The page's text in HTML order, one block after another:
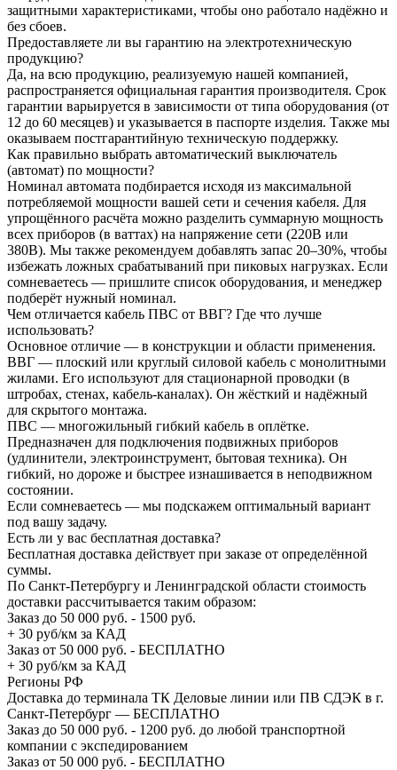
защитными характеристиками, чтобы оно работало надёжно и
без сбоев.
Предоставляете ли вы гарантию на электротехническую
продукцию?
Да, на всю продукцию, реализуемую нашей компанией,
распространяется официальная гарантия производителя. Срок
гарантии варьируется в зависимости от типа оборудования (от
12 до 60 месяцев) и указывается в паспорте изделия. Также мы
оказываем постгарантийную техническую поддержку.
Как правильно выбрать автоматический выключатель
(автомат) по мощности?
Номинал автомата подбирается исходя из максимальной
потребляемой мощности вашей сети и сечения кабеля. Для
упрощённого расчёта можно разделить суммарную мощность
всех приборов (в ваттах) на напряжение сети (220В или
380В). Мы также рекомендуем добавлять запас 20–30%, чтобы
избежать ложных срабатываний при пиковых нагрузках. Если
сомневаетесь — пришлите список оборудования, и менеджер
подберёт нужный номинал.
Чем отличается кабель ПВС от ВВГ? Где что лучше
использовать?
Основное отличие — в конструкции и области применения.
ВВГ — плоский или круглый силовой кабель с монолитными
жилами. Его используют для стационарной проводки (в
штробах, стенах, кабель-каналах). Он жёсткий и надёжный
для скрытого монтажа.
ПВС — многожильный гибкий кабель в оплётке.
Предназначен для подключения подвижных приборов
(удлинители, электроинструмент, бытовая техника). Он
гибкий, но дороже и быстрее изнашивается в неподвижном
состоянии.
Если сомневаетесь — мы подскажем оптимальный вариант
под вашу задачу.
Есть ли у вас бесплатная доставка?
Бесплатная доставка действует при заказе от определённой
суммы.
По Санкт-Петербургу и Ленинградской области стоимость
доставки рассчитывается таким образом:
Заказ до 50 000 руб. - 1500 руб.
+ 30 руб/км за КАД
Заказ от 50 000 руб. - БЕСПЛАТНО
+ 30 руб/км за КАД
Регионы РФ
Доставка до терминала ТК Деловые линии или ПВ СДЭК в г.
Санкт-Петербург — БЕСПЛАТНО
Заказ до 50 000 руб. - 1200 руб. до любой транспортной
компании с экспедированием
Заказ от 50 000 руб. - БЕСПЛАТНО